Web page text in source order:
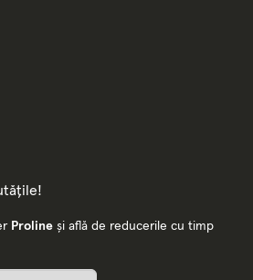
Proline și află de reducerile cu timp